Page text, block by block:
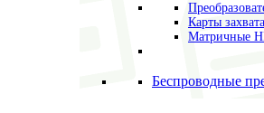
Карты
Матричные
Беспроводные